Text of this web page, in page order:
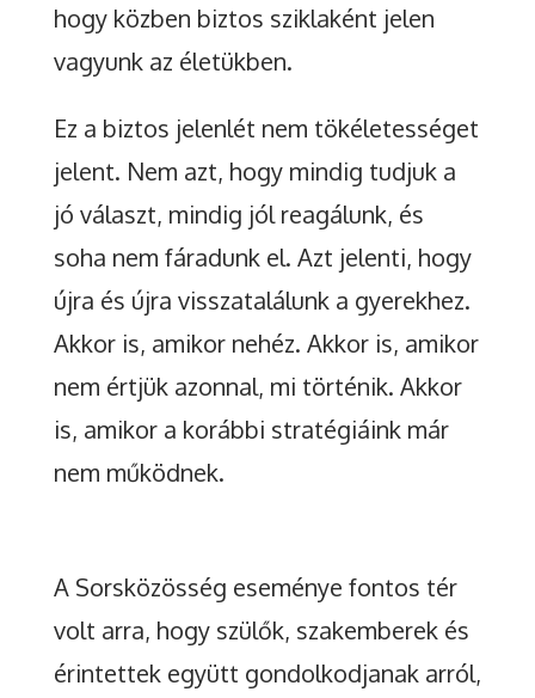
hogy közben biztos sziklaként jelen
vagyunk az életükben.
Ez a biztos jelenlét nem tökéletességet
jelent. Nem azt, hogy mindig tudjuk a
jó választ, mindig jól reagálunk, és
soha nem fáradunk el. Azt jelenti, hogy
újra és újra visszatalálunk a gyerekhez.
Akkor is, amikor nehéz. Akkor is, amikor
nem értjük azonnal, mi történik. Akkor
is, amikor a korábbi stratégiáink már
nem működnek.
A Sorsközösség eseménye fontos tér
volt arra, hogy szülők, szakemberek és
érintettek együtt gondolkodjanak arról,